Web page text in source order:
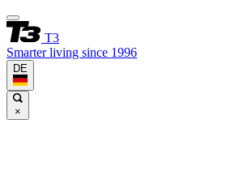
T3
Smarter living since 1996
DE
×